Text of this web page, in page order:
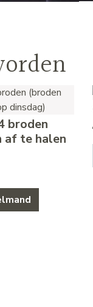
broden
af te halen
prijs was: €13.95.
prijs is: €10.95.
(broden alleen